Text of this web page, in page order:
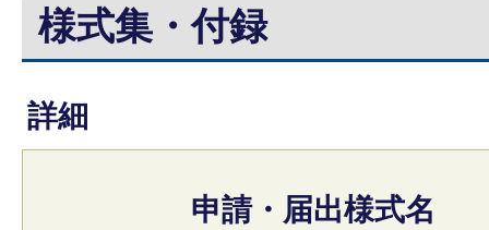
様式集・付録
詳細
申請・届出様式名